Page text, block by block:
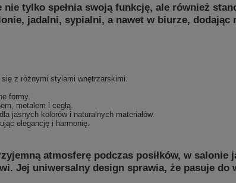
tylko spełnia swoją funkcję, ale również
jadalni, sypialni, a nawet w biurze, dodając
z różnymi stylami wnętrzarskimi.
formy.
metalem i cegłą.
jasnych kolorów i naturalnych materiałów.
elegancję i harmonię.
atmosferę podczas posiłków, w salonie
Jej uniwersalny design sprawia, że pasuje